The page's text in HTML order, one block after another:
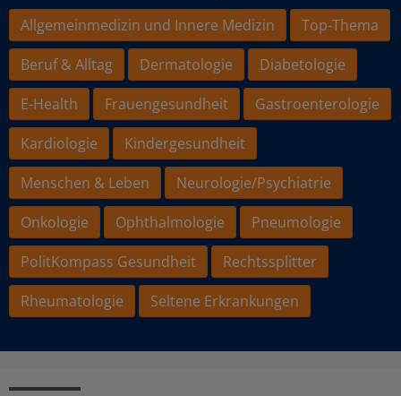
Allgemeinmedizin und Innere Medizin
Top-Thema
Beruf & Alltag
Dermatologie
Diabetologie
E-Health
Frauengesundheit
Gastroenterologie
Kardiologie
Kindergesundheit
Menschen & Leben
Neurologie/Psychiatrie
Onkologie
Ophthalmologie
Pneumologie
PolitKompass Gesundheit
Rechtssplitter
Rheumatologie
Seltene Erkrankungen